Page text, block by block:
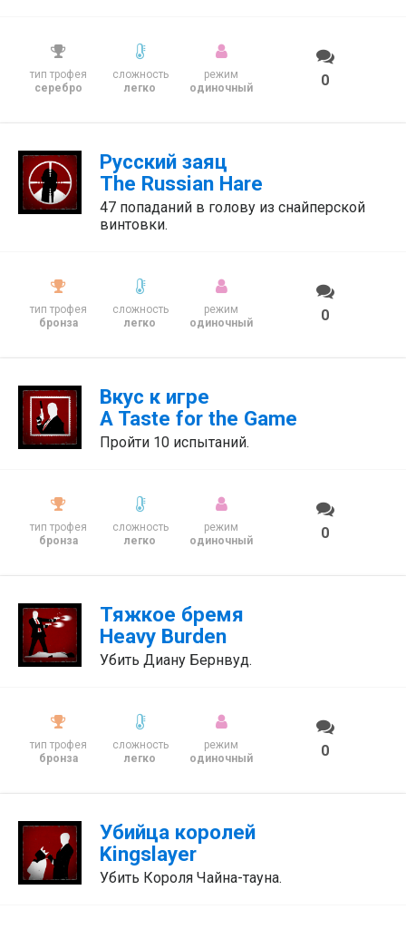
тип трофея
серебро
сложность
легко
режим
одиночный
0
Русский заяц
The Russian Hare
47 попаданий в голову из снайперской
винтовки.
тип трофея
бронза
сложность
легко
режим
одиночный
0
Вкус к игре
A Taste for the Game
Пройти 10 испытаний.
тип трофея
бронза
сложность
легко
режим
одиночный
0
Тяжкое бремя
Heavy Burden
Убить Диану Бернвуд.
тип трофея
бронза
сложность
легко
режим
одиночный
0
Убийца королей
Kingslayer
Убить Короля Чайна-тауна.